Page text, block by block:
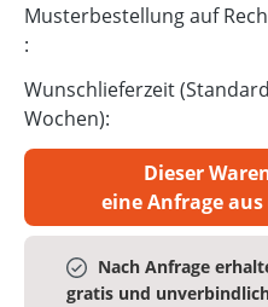
Musterbestellung auf
:
Wunschlieferzeit
Wochen):
Dieser
eine Anfrage
Nach Anfrage
gratis und